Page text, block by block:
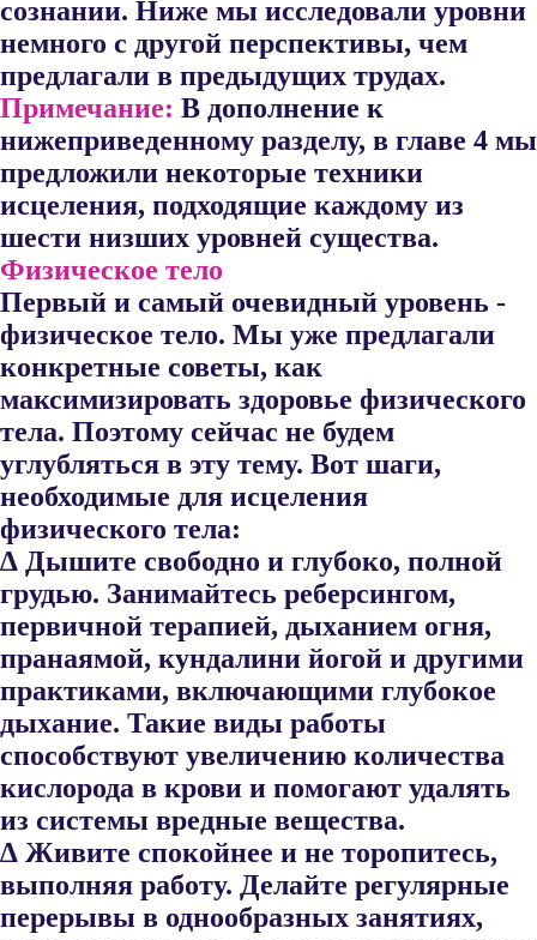
сознании. Ниже мы исследовали уровни
немного с другой перспективы, чем
предлагали в предыдущих трудах.
Примечание: В дополнение к
нижеприведенному разделу, в главе 4 мы
предложили некоторые техники
исцеления, подходящие каж​дому из
шести низших уровней существа.
Физическое тело
Первый и самый очевидный уровень -
физическое тело. Мы уже предлагали
конкретные советы, как
максимизировать здоровье физи​ческого
тела. Поэтому сейчас не будем
углубляться в эту тему. Вот шаги,
необходимые для исцеления
физического тела:
∆ Дышите свободно и глубоко, полной
грудью. Занимайтесь реберсингом,
первичной терапией, дыханием огня,
пранаямой, кундалини йогой и другими
практиками, включающими глубокое
дыхание. Такие виды работы
способствуют увеличению количе​ства
кислорода в крови и помогают удалять
из системы вредные вещества.
∆ Живите спокойнее и не торопитесь,
выполняя работу. Делайте ре​гулярные
перерывы в однообразных занятиях,